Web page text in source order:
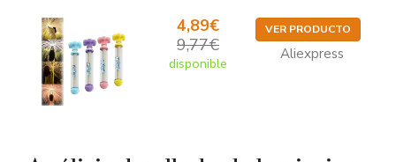
4,89€
9,77€
disponible
VER PRODUCTO
Aliexpress